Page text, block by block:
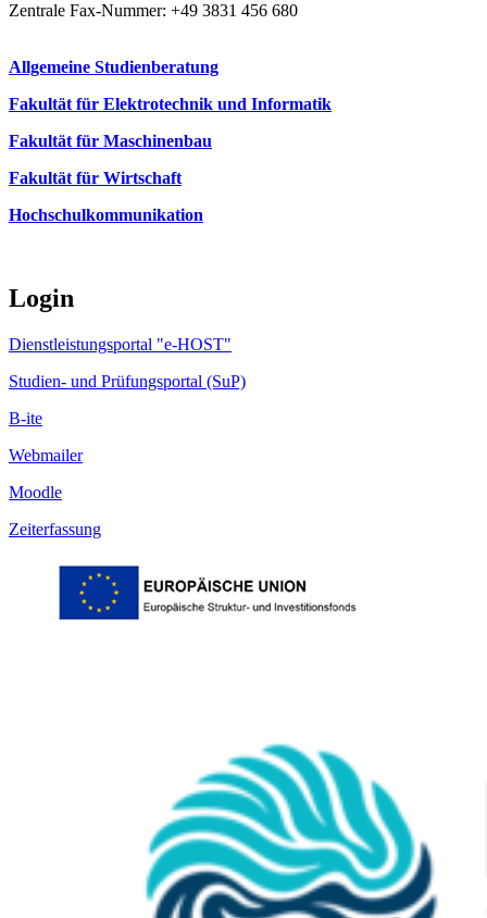
Zentrale Fax-Nummer: +49 3831 456 680
Allgemeine Studienberatung
Fakultät für Elektrotechnik und Informatik
Fakultät für Maschinenbau
Fakultät für Wirtschaft
Hochschulkommunikation
Login
Dienstleistungsportal "e-HOST"
Studien- und Prüfungsportal (SuP)
B-ite
Webmailer
Moodle
Zeiterfassung